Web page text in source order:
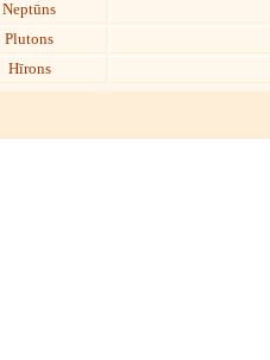
Neptūns
Plutons
Hīrons